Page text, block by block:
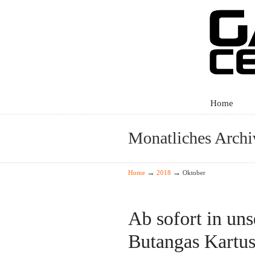
Home
Monatliches
Home → 2018 → Oktober
Ab sofort in
Butangas